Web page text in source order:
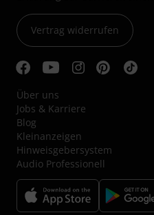
Vertrag widerrufen
Über uns
Jobs & Karriere
Blog
Kleinanzeigen
Hinweisgebersystem
Audio Professionell